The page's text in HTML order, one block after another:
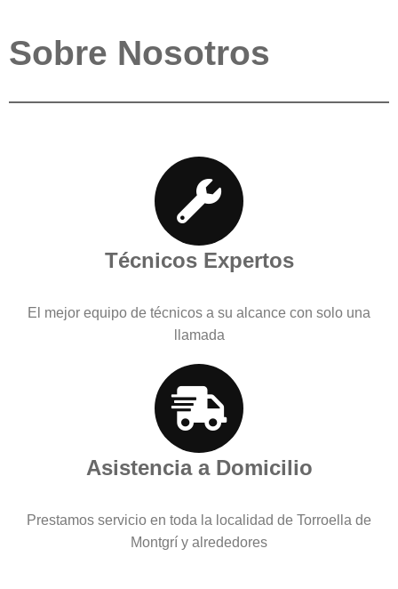
Sobre Nosotros
Técnicos Expertos
El mejor equipo de técnicos a su alcance con solo una
llamada
Asistencia a Domicilio
Prestamos servicio en toda la localidad de Torroella de
Montgrí y alrededores